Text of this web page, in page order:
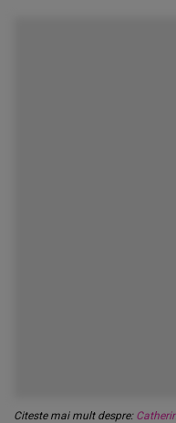
Citeste mai mult despre: